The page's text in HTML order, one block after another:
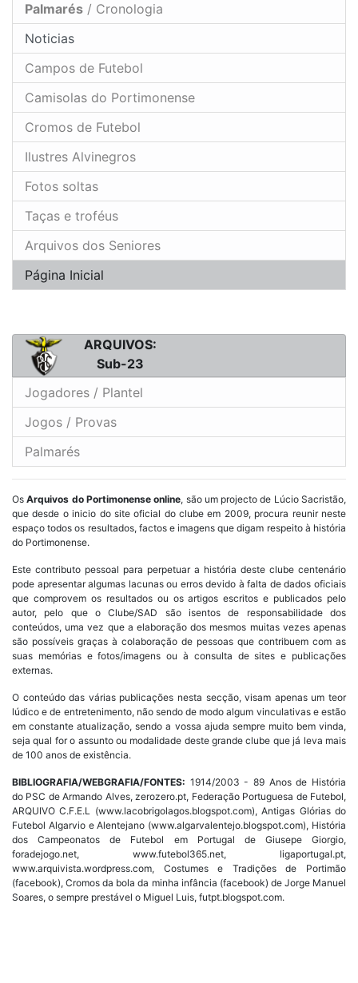
Palmarés / Cronologia
Noticias
Campos de Futebol
Camisolas do Portimonense
Cromos de Futebol
Ilustres Alvinegros
Fotos soltas
Taças e troféus
Arquivos dos Seniores
Página Inicial
ARQUIVOS:
Sub-23
Jogadores / Plantel
Jogos / Provas
Palmarés
OsArquivos do Portimonense online, são um projecto de Lúcio Sacristão,
que desde o inicio do site oficial do clube em 2009, procura reunir neste
espaço todos os resultados, factos e imagens que digam respeito à história
do Portimonense.
Este contributo pessoal para perpetuar a história deste clube centenário
pode apresentar algumas lacunas ou erros devido à falta de dados oficiais
que comprovem os resultados ou os artigos escritos e publicados pelo
autor, pelo que o Clube/SAD são isentos de responsabilidade dos
conteúdos, uma vez que a elaboração dos mesmos muitas vezes apenas
são possíveis graças à colaboração de pessoas que contribuem com as
suas memórias e fotos/imagens ou à consulta de sites e publicações
externas.
O conteúdo das várias publicações nesta secção, visam apenas um teor
lúdico e de entretenimento, não sendo de modo algum vinculativas e estão
em constante atualização, sendo a vossa ajuda sempre muito bem vinda,
seja qual for o assunto ou modalidade deste grande clube que já leva mais
de 100 anos de existência.
BIBLIOGRAFIA/WEBGRAFIA/FONTES: 1914/2003 - 89 Anos de História
do PSC de Armando Alves, zerozero.pt, Federação Portuguesa de Futebol,
ARQUIVO C.F.E.L (www.lacobrigolagos.blogspot.com), Antigas Glórias do
Futebol Algarvio e Alentejano (www.algarvalentejo.blogspot.com), História
dos Campeonatos de Futebol em Portugal de Giusepe Giorgio,
foradejogo.net, www.futebol365.net, ligaportugal.pt,
www.arquivista.wordpress.com, Costumes e Tradições de Portimão
(facebook), Cromos da bola da minha infância (facebook) de Jorge Manuel
Soares, o sempre prestável o Miguel Luis, futpt.blogspot.com.